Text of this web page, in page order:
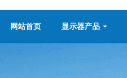
网站首页 显示器产品